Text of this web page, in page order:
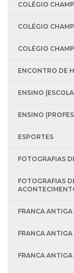
COLÉGIO
COLÉGIO
COLÉGIO
ENCONTRO DE
ENSINO
ENSINO
ESPORTES
FOTOGRAFIAS
FOTOGRAFIAS
FRANCA ANTIGA
FRANCA
FRANCA ANTIGA